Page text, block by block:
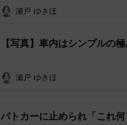
瀬戸 ゆきほ
【写真】車内はシンプルの
瀬戸 ゆきほ
パトカーに止められ「これ